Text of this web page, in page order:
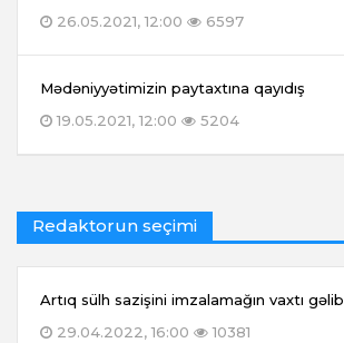
26.05.2021, 12:00
6597
Mədəniyyətimizin paytaxtına qayıdış
19.05.2021, 12:00
5204
Redaktorun seçimi
Artıq sülh sazişini imzalamağın vaxtı gəlib
29.04.2022, 16:00
10381